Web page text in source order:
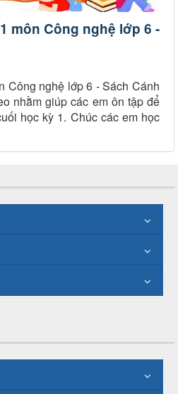
môn Công nghệ lớp 6 -
Công nghệ lớp 6 - Sách Cánh
nhằm giúp các em ôn tập để
học kỳ 1. Chúc các em học